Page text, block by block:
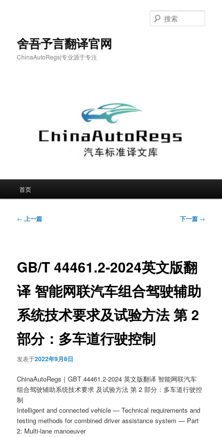
舍吾予言翻译官网
ChinaAutoRegs|专业源于专注
索
首页
文
← 上一篇 下一篇 →
GB/T 44461.2-2024英文版翻
译 智能网联汽车组合驾驶辅助
系统技术要求及试验方法 第 2
部分：多车道行驶控制
发表于2022年9月8日
ChinaAutoRegs｜GBT 44461.2-2024 英文版翻译 智能网联汽车
组合驾驶辅助系统技术要求 及试验方法 第 2 部分：多车道行驶控
制
Intelligent and connected vehicle — Technical requirements and
testing methods for combined driver assistance system — Part
2: Multi-lane manoeuver